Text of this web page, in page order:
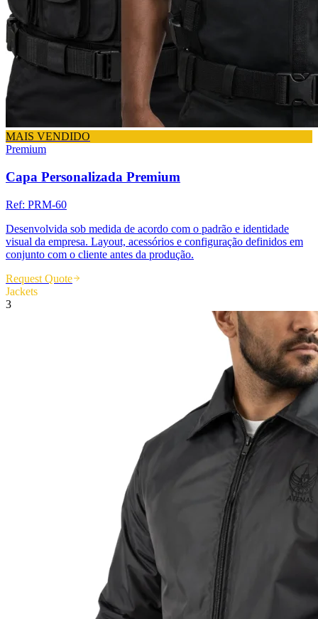
MAIS VENDIDO
Premium
Capa Personalizada Premium
Ref: PRM-60
Desenvolvida sob medida de acordo com o padrão e identidade
visual da empresa. Layout, acessórios e configuração definidos em
conjunto com o cliente antes da produção.
Request Quote
Jackets
3